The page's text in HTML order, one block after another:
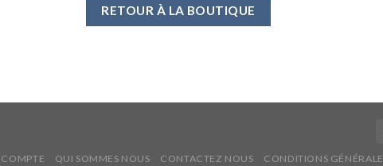
RETOUR À LA BOUTIQUE
QUI SOMMES NOUS CONTACTEZ NOUS CONDITIONS